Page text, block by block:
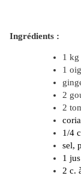
Ingrédients :
1 kg
1
2
2
1/4
sel,
1
2 c.